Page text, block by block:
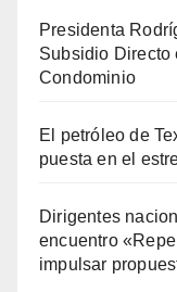
Presidenta
Subsidio Directo
Condominio
El petróleo de
puesta en el
Dirigentes
encuentro
impulsar